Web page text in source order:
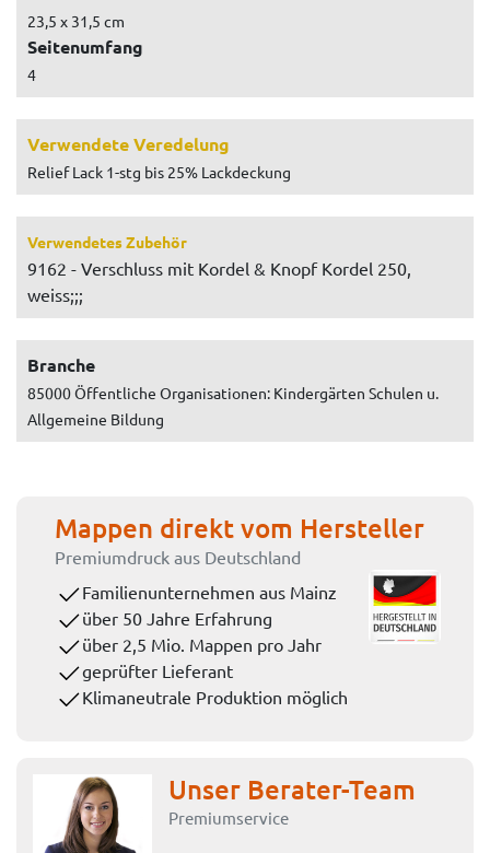
23,5 x 31,5 cm
Seitenumfang
4
Verwendete Veredelung
Relief Lack 1-stg bis 25% Lackdeckung
Verwendetes Zubehör
9162 - Verschluss mit Kordel & Knopf Kordel 250,
weiss;;;
Branche
85000 Öffentliche Organisationen: Kindergärten Schulen u.
Allgemeine Bildung
Mappen direkt vom Hersteller
Premiumdruck aus Deutschland
Familienunternehmen aus Mainz
über 50 Jahre Erfahrung
über 2,5 Mio. Mappen pro Jahr
geprüfter Lieferant
Klimaneutrale Produktion möglich
Unser Berater-Team
Premiumservice